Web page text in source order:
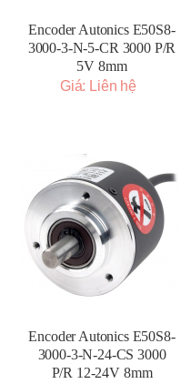
Encoder Autonics E50S8-
3000-3-N-5-CR 3000 P/R
5V 8mm
Giá: Liên hệ
Encoder Autonics E50S8-
3000-3-N-24-CS 3000
P/R 12-24V 8mm